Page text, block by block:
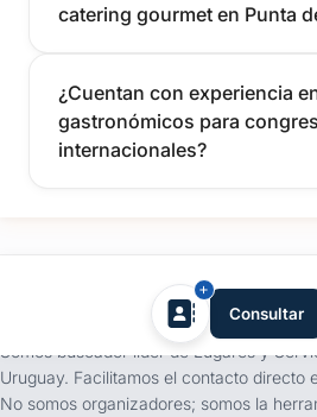
catering gourmet en Punta
¿Cuentan con experiencia
gastronómicos para
internacionales?
Consultar
tufiesta.com.uy
Somos buscador líder de Lugares y
Uruguay. Facilitamos el contacto directo
No somos organizadores; somos la